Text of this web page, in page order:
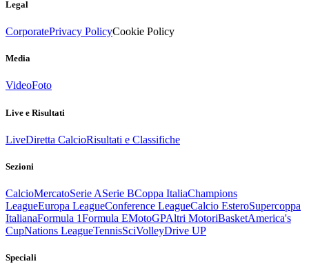
Legal
CorporatePrivacy PolicyCookie Policy
Media
VideoFoto
Live e Risultati
LiveDiretta CalcioRisultati e Classifiche
Sezioni
CalcioMercatoSerie ASerie BCoppa ItaliaChampions
LeagueEuropa LeagueConference LeagueCalcio EsteroSupercoppa
ItalianaFormula 1Formula EMotoGPAltri MotoriBasketAmerica's
CupNations LeagueTennisSciVolleyDrive UP
Speciali